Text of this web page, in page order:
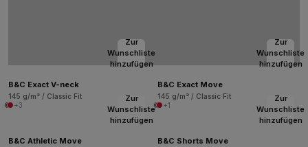
Zur
Wunschliste
hinzufügen
B&C Exact V-neck
145 g/m² / Classic Fit
+3
Zur
Wunschliste
hinzufügen
B&C Exact Move
145 g/m² / Classic Fit
+1
Zur
Wunschliste
hinzufügen
B&C Athletic Move
Zur
Wunschliste
hinzufügen
B&C Shorts Move